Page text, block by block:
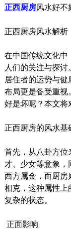
正西厨房风水好不
正西厨房风水解
在中国传统文化中
人们的关注与探
居住者的运势与健
布局更是备受重视
好是坏呢？本文将
正西厨房的风水基
首先，从八卦方位
才、少女等意象，
西方属金，而厨房
相克，这种属性上
复杂的状态。
正面影响